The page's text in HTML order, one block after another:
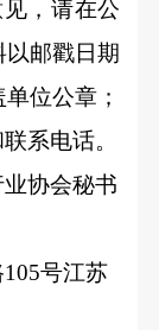
，请在公
邮戳日期
位公章；
系电话。
协会秘书
号江苏